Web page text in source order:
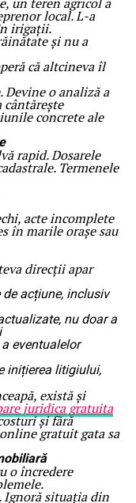
local. L-a
irigații.
și nu a
că altcineva îl
Devine o analiză a
concrete ale
rapid. Dosarele
Termenele
acte incomplete
în marile orașe sau
direcții apar
acțiune, inclusiv
nu doar a
eventualelor
inițierea litigiului,
există și
juridica gratuita
și fără
gratuit gata sa
o încredere
Ignoră situația din